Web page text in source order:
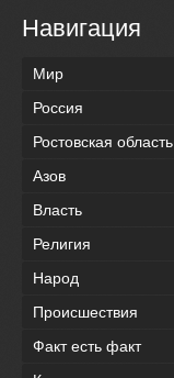
Навигация
Мир
Россия
Ростовская область
Азов
Власть
Религия
Народ
Происшествия
Факт есть факт